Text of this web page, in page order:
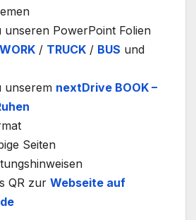
unseren PowerPoint Folien
/ TRUCK / BUS und
unserem nextDrive BOOK –
Seiten
QR zur Webseite auf